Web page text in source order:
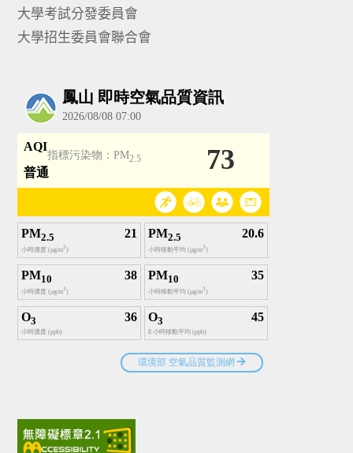
大學考試分發委員會
大學招生委員會聯合會